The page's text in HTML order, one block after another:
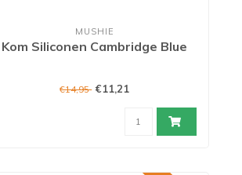
MUSHIE
Kom Siliconen Cambridge Blue
€14,95 €11,21